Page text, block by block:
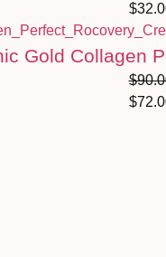
$
Gold Collagen
$
$